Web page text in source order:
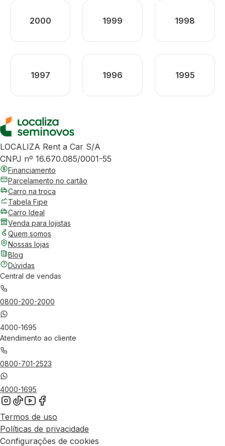
2000 1999 1998
1997 1996 1995
LOCALIZA Rent a Car S/A
CNPJ nº 16.670.085/0001-55
Financiamento
Parcelamento no cartão
Carro na troca
Tabela Fipe
Carro Ideal
Venda para lojistas
Quem somos
Nossas lojas
Blog
Dúvidas
Central de vendas
0800-200-2000
4000-1695
Atendimento ao cliente
0800-701-2523
4000-1695
Termos de uso
Políticas de privacidade
Configurações de cookies